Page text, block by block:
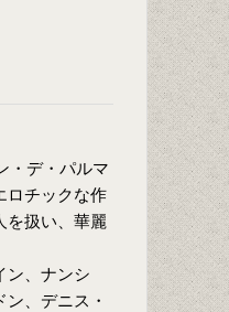
・デ・パルマ
ロチックな作
を扱い、華麗
ン、ナンシ
、デニス・